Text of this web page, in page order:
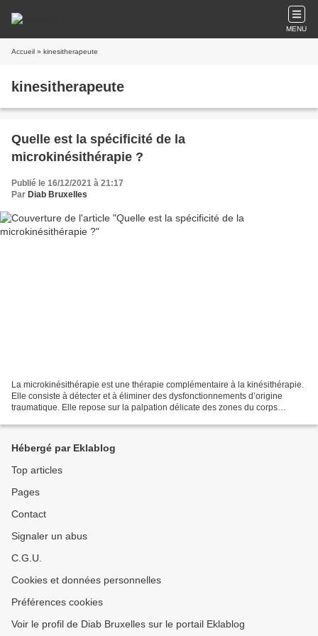
MENU
Accueil » kinesitherapeute
kinesitherapeute
Quelle est la spécificité de la
microkinésithérapie ?
Publié le 16/12/2021 à 21:17
Par Diab Bruxelles
La microkinésithérapie est une thérapie complémentaire à la kinésithérapie.
Elle consiste à détecter et à éliminer des dysfonctionnements d’origine
traumatique. Elle repose sur la palpation délicate des zones du corps
Hébergé par Eklablog
Top articles
Pages
Contact
Signaler un abus
C.G.U.
Cookies et données personnelles
Préférences cookies
Voir le profil de Diab Bruxelles sur le portail Eklablog